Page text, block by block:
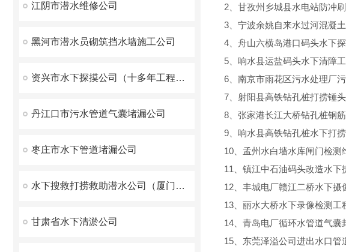
江阴市潜水维修公司
黑河市潜水员砌筑挡水墙施工公司
资兴市水下探摸公司（十多年工程经验、面向全国施工）
丹江口市污水管道气囊堵漏公司
枣庄市水下管道堵漏公司
水下搜救打捞救助潜水公司（厦门市）
甘肃省水下清淤公司
2、甘孜州乡城县水电站防冲
3、宁波余姚自来水过河混凝
4、舟山六横岛港口码头水下探
5、响水县运盐码头水下清障工
6、南京市雨花区污水处理厂
7、射阳县高铁钻孔桩打捞锤头
8、张家港长江大桥钻孔桩钢
9、响水县高铁钻孔桩水下打捞
10、孟州水白墙水库闸门检测
11、镇江中石油码头改造水下
12、丰城电厂赣江二桥水下摄
13、丽水大桥水下录像检测工
14、青岛电厂循环水管道气囊
15、东莞泽溢公司进出水口管